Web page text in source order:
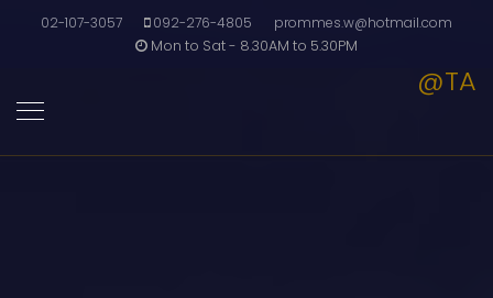
02-107-3057 092-276-4805
prommes.w@hotmail.com
Mon to Sat - 8.30AM to 5.30PM
@TA